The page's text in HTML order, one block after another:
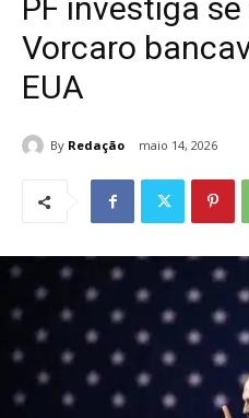
PF investiga
Vorcaro
EUA
By Redação maio 14, 2026